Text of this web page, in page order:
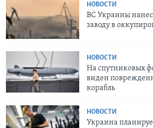
НОВОСТИ
ВС Украины
заводу в
НОВОСТИ
На спутниковых
виден
корабль
НОВОСТИ
Украина